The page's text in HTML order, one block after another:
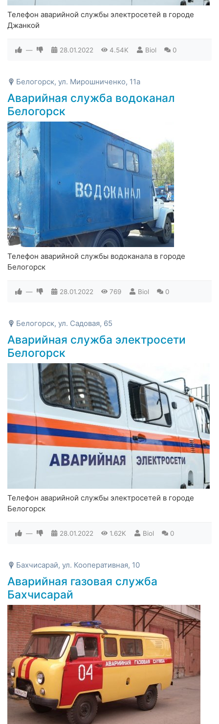
Телефон аварийной службы электросетей в городе
Джанкой
— 28.01.2022 4.54K Biol 0
Белогорск, ул. Мирошниченко, 11а
Аварийная служба водоканал
Белогорск
Телефон аварийной службы водоканала в городе
Белогорск
— 28.01.2022 769 Biol 0
Белогорск, ул. Садовая, 65
Аварийная служба электросети
Белогорск
Телефон аварийной службы электросетей в городе
Белогорск
— 28.01.2022 1.62K Biol 0
Бахчисарай, ул. Кооперативная, 10
Аварийная газовая служба
Бахчисарай